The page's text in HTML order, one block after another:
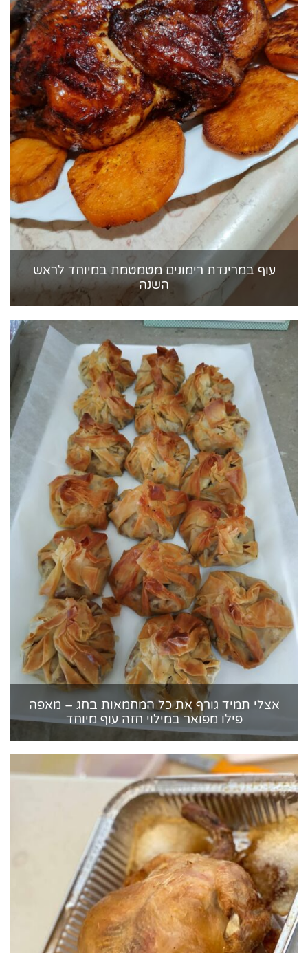
עוף במרינדת רימונים מטמטמת במיוחד לראש
השנה
אצלי תמיד גורף את כל המחמאות בחג – מאפה
פילו מפואר במילוי חזה עוף מיוחד